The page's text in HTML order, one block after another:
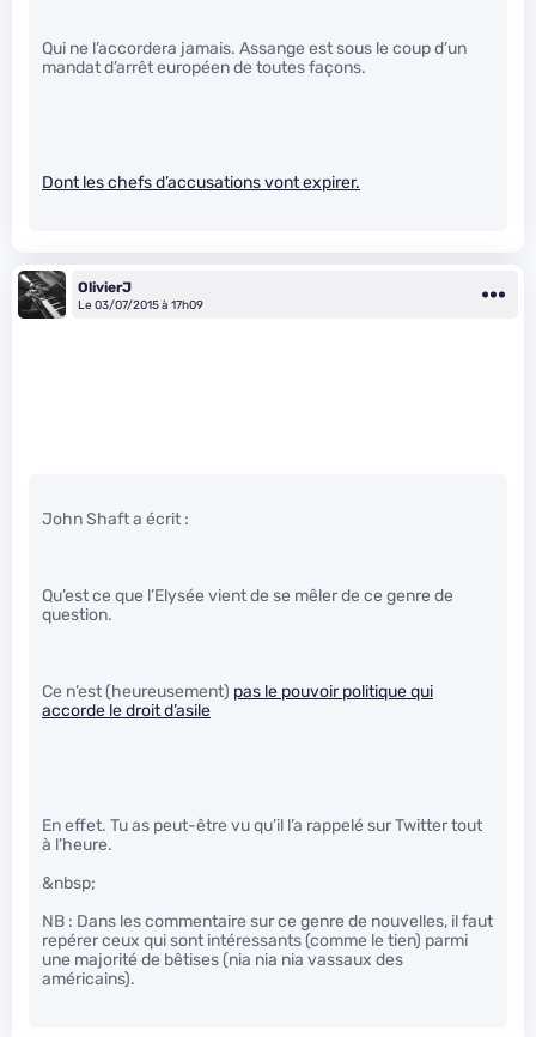
Qui ne l’accordera jamais. Assange est sous le coup d’un
mandat d’arrêt européen de toutes façons.
Dont les chefs d’accusations vont expirer.
OlivierJ
Le 03/07/2015 à 17h09
John Shaft a écrit :
Qu’est ce que l’Elysée vient de se mêler de ce genre de
question.
Ce n’est (heureusement) pas le pouvoir politique qui
accorde le droit d’asile
En effet. Tu as peut-être vu qu’il l’a rappelé sur Twitter tout
à l’heure.
&nbsp;
NB : Dans les commentaire sur ce genre de nouvelles, il faut
repérer ceux qui sont intéressants (comme le tien) parmi
une majorité de bêtises (nia nia nia vassaux des
américains).